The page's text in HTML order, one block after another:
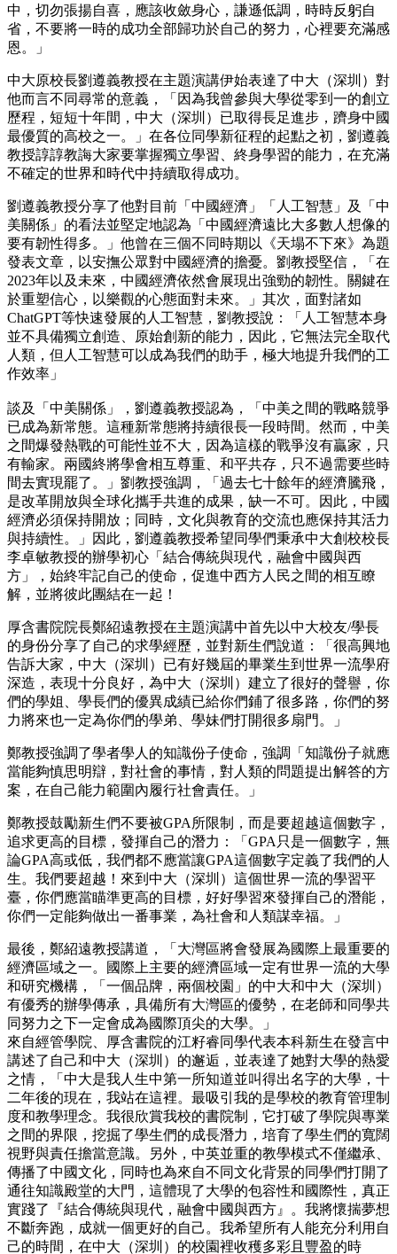
中，切勿張揚自喜，應該收斂身心，謙遜低調，時時反躬自
省，不要將一時的成功全部歸功於自己的努力，心裡要充滿感
恩。」
中大原校長劉遵義教授在主題演講伊始表達了中大（深圳）對
他而言不同尋常的意義，「因為我曾參與大學從零到一的創立
歷程，短短十年間，中大（深圳）已取得長足進步，躋身中國
最優質的高校之一。」在各位同學新征程的起點之初，劉遵義
教授諄諄教誨大家要掌握獨立學習、終身學習的能力，在充滿
不確定的世界和時代中持續取得成功。
劉遵義教授分享了他對目前「中國經濟」「人工智慧」及「中
美關係」的看法並堅定地認為「中國經濟遠比大多數人想像的
要有韌性得多。」他曾在三個不同時期以《天塌不下來》為題
發表文章，以安撫公眾對中國經濟的擔憂。劉教授堅信，「在
2023年以及未來，中國經濟依然會展現出強勁的韌性。關鍵在
於重塑信心，以樂觀的心態面對未來。」其次，面對諸如
ChatGPT等快速發展的人工智慧，劉教授說：「人工智慧本身
並不具備獨立創造、原始創新的能力，因此，它無法完全取代
人類，但人工智慧可以成為我們的助手，極大地提升我們的工
作效率」
談及「中美關係」，劉遵義教授認為，「中美之間的戰略競爭
已成為新常態。這種新常態將持續很長一段時間。然而，中美
之間爆發熱戰的可能性並不大，因為這樣的戰爭沒有贏家，只
有輸家。兩國終將學會相互尊重、和平共存，只不過需要些時
間去實現罷了。」劉教授強調，「過去七十餘年的經濟騰飛，
是改革開放與全球化攜手共進的成果，缺一不可。因此，中國
經濟必須保持開放；同時，文化與教育的交流也應保持其活力
與持續性。」因此，劉遵義教授希望同學們秉承中大創校校長
李卓敏教授的辦學初心「結合傳統與現代，融會中國與西
方」，始終牢記自己的使命，促進中西方人民之間的相互瞭
解，並將彼此團結在一起！
厚含書院院長鄭紹遠教授在主題演講中首先以中大校友/學長
的身份分享了自己的求學經歷，並對新生們說道：「很高興地
告訴大家，中大（深圳）已有好幾屆的畢業生到世界一流學府
深造，表現十分良好，為中大（深圳）建立了很好的聲譽，你
們的學姐、學長們的優異成績已給你們鋪了很多路，你們的努
力將來也一定為你們的學弟、學妹們打開很多扇門。」
鄭教授強調了學者學人的知識份子使命，強調「知識份子就應
當能夠慎思明辯，對社會的事情，對人類的問題提出解答的方
案，在自己能力範圍內履行社會責任。」
鄭教授鼓勵新生們不要被GPA所限制，而是要超越這個數字，
追求更高的目標，發揮自己的潛力：「GPA只是一個數字，無
論GPA高或低，我們都不應當讓GPA這個數字定義了我們的人
生。我們要超越！來到中大（深圳）這個世界一流的學習平
臺，你們應當瞄準更高的目標，好好學習來發揮自己的潛能，
你們一定能夠做出一番事業，為社會和人類謀幸福。」
最後，鄭紹遠教授講道，「大灣區將會發展為國際上最重要的
經濟區域之一。國際上主要的經濟區域一定有世界一流的大學
和研究機構，「一個品牌，兩個校園」的中大和中大（深圳）
有優秀的辦學傳承，具備所有大灣區的優勢，在老師和同學共
同努力之下一定會成為國際頂尖的大學。」
來自經管學院、厚含書院的江籽睿同學代表本科新生在發言中
講述了自己和中大（深圳）的邂逅，並表達了她對大學的熱愛
之情，「中大是我人生中第一所知道並叫得出名字的大學，十
二年後的現在，我站在這裡。最吸引我的是學校的教育管理制
度和教學理念。我很欣賞我校的書院制，它打破了學院與專業
之間的界限，挖掘了學生們的成長潛力，培育了學生們的寬闊
視野與責任擔當意識。另外，中英並重的教學模式不僅繼承、
傳播了中國文化，同時也為來自不同文化背景的同學們打開了
通往知識殿堂的大門，這體現了大學的包容性和國際性，真正
實踐了『結合傳統與現代，融會中國與西方』。我將懷揣夢想
不斷奔跑，成就一個更好的自己。我希望所有人能充分利用自
己的時間，在中大（深圳）的校園裡收穫多彩且豐盈的時